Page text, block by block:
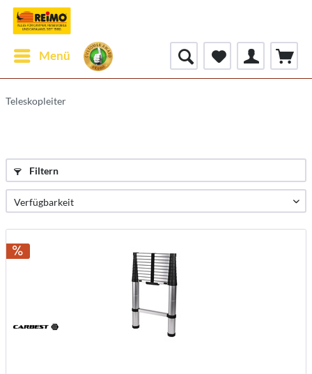
Menü
Teleskopleiter
Filtern